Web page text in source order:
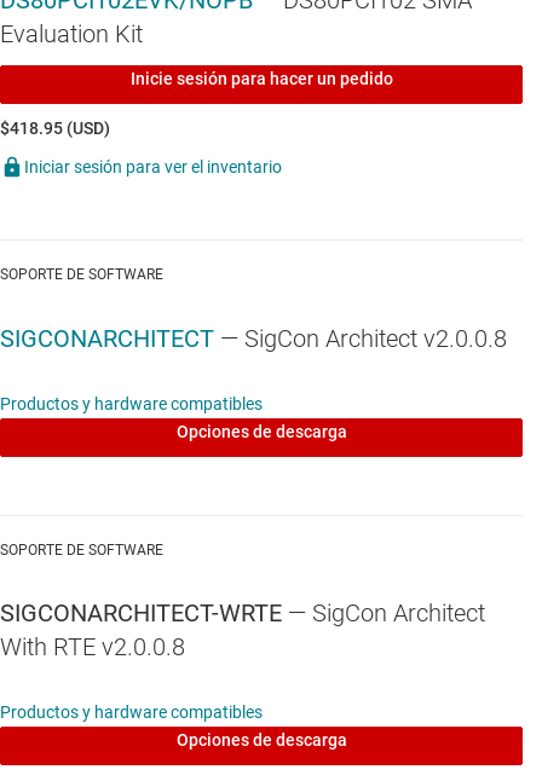
Evaluation Kit
Inicie sesión para hacer un pedido
$418.95 (USD)
Iniciar sesión para ver el inventario
SOPORTE DE SOFTWARE
SIGCONARCHITECT — SigCon Architect v2.0.0.8
Productos y hardware compatibles
Opciones de descarga
SOPORTE DE SOFTWARE
SIGCONARCHITECT-WRTE — SigCon Architect
With RTE v2.0.0.8
Productos y hardware compatibles
Opciones de descarga